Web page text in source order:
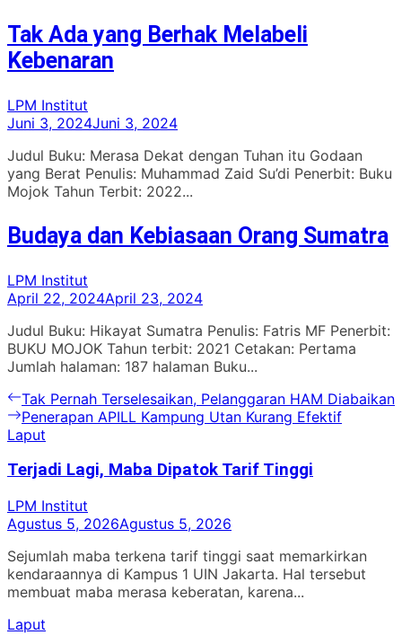
Tak Ada yang Berhak Melabeli
Kebenaran
LPM Institut
Juni 3, 2024Juni 3, 2024
Judul Buku: Merasa Dekat dengan Tuhan itu Godaan
yang Berat Penulis: Muhammad Zaid Su’di Penerbit: Buku
Mojok Tahun Terbit: 2022...
Budaya dan Kebiasaan Orang Sumatra
LPM Institut
April 22, 2024April 23, 2024
Judul Buku: Hikayat Sumatra Penulis: Fatris MF Penerbit:
BUKU MOJOK Tahun terbit: 2021 Cetakan: Pertama
Jumlah halaman: 187 halaman Buku...
Navigasi
pos
Previous
post:
Tak Pernah Terselesaikan, Pelanggaran HAM Diabaikan
Next
post:
Penerapan APILL Kampung Utan Kurang Efektif
Laput
Terjadi Lagi, Maba Dipatok Tarif Tinggi
LPM Institut
Agustus 5, 2026Agustus 5, 2026
Sejumlah maba terkena tarif tinggi saat memarkirkan
kendaraannya di Kampus 1 UIN Jakarta. Hal tersebut
membuat maba merasa keberatan, karena...
Laput